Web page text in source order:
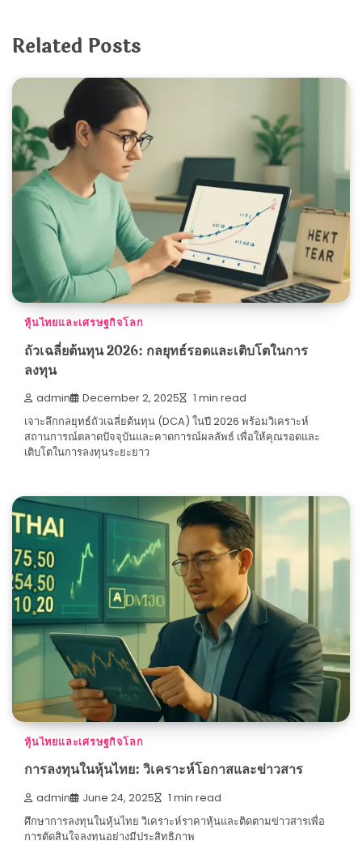
Related Posts
หุ้นไทยและเศรษฐกิจโลก
ถัวเฉลี่ยต้นทุน 2026: กลยุทธ์รอดและเติบโตในการ
ลงทุน
admin December 2, 2025 1 min read
เจาะลึกกลยุทธ์ถัวเฉลี่ยต้นทุน (DCA) ในปี 2026 พร้อมวิเคราะห์
สถานการณ์ตลาดปัจจุบันและคาดการณ์ผลลัพธ์ เพื่อให้คุณรอดและ
เติบโตในการลงทุนระยะยาว
หุ้นไทยและเศรษฐกิจโลก
การลงทุนในหุ้นไทย: วิเคราะห์โอกาสและข่าวสาร
admin June 24, 2025 1 min read
ศึกษาการลงทุนในหุ้นไทย วิเคราะห์ราคาหุ้นและติดตามข่าวสารเพื่อ
การตัดสินใจลงทุนอย่างมีประสิทธิภาพ